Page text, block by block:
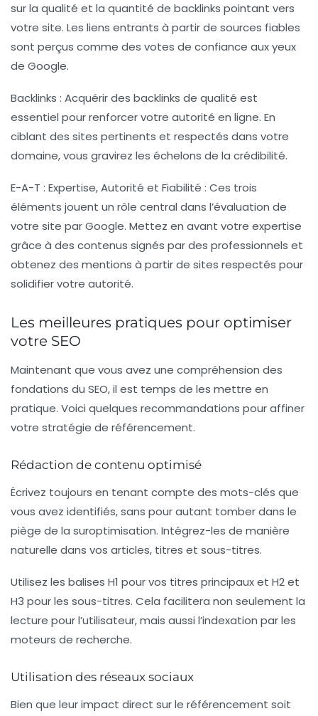
sur la qualité et la quantité de backlinks pointant vers
votre site. Les liens entrants à partir de sources fiables
sont perçus comme des votes de confiance aux yeux
de Google.
Backlinks : Acquérir des backlinks de qualité est
essentiel pour renforcer votre autorité en ligne. En
ciblant des sites pertinents et respectés dans votre
domaine, vous gravirez les échelons de la crédibilité.
E-A-T : Expertise, Autorité et Fiabilité : Ces trois
éléments jouent un rôle central dans l’évaluation de
votre site par Google. Mettez en avant votre expertise
grâce à des contenus signés par des professionnels et
obtenez des mentions à partir de sites respectés pour
solidifier votre autorité.
Les meilleures pratiques pour optimiser
votre SEO
Maintenant que vous avez une compréhension des
fondations du SEO, il est temps de les mettre en
pratique. Voici quelques recommandations pour affiner
votre stratégie de référencement.
Rédaction de contenu optimisé
Écrivez toujours en tenant compte des mots-clés que
vous avez identifiés, sans pour autant tomber dans le
piège de la suroptimisation. Intégrez-les de manière
naturelle dans vos articles, titres et sous-titres.
Utilisez les balises H1 pour vos titres principaux et H2et
H3 pour les sous-titres. Cela facilitera non seulement la
lecture pour l’utilisateur, mais aussi l’indexation par les
moteurs de recherche.
Utilisation des réseaux sociaux
Bien que leur impact direct sur le référencement soit